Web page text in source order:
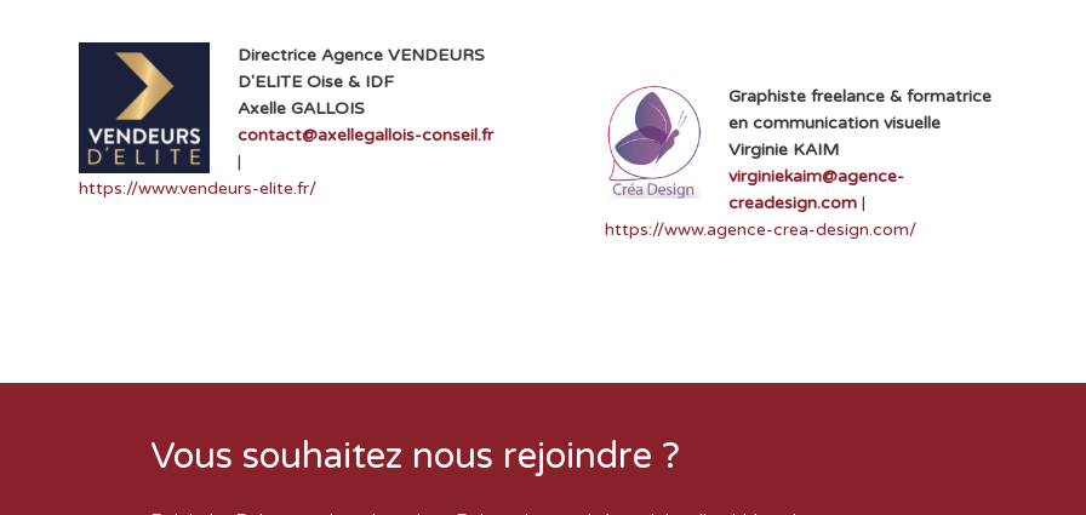
Directrice Agence VENDEURS
D'ELITE Oise & IDF
Axelle GALLOIS
contact@axellegallois-conseil.fr
|
https://www.vendeurs-elite.fr/
Graphiste freelance & formatrice
en communication visuelle
Virginie KAIM
virginiekaim@agence-
creadesign.com|
https://www.agence-crea-design.com/
Vous souhaitez nous rejoindre ?